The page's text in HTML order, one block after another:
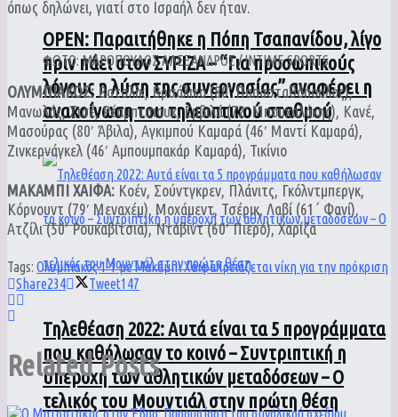
ΟPEN: Παραιτήθηκε η Πόπη Τσαπανίδου, λίγο
πριν πάει στον ΣΥΡΙΖΑ – “Για προσωπικούς
λόγους η λύση της συνεργασίας” αναφέρει η
ανακοίνωση του τηλεοπτικού σταθμού
Τηλεθέαση 2022: Αυτά είναι τα 5 προγράμματα
που καθήλωσαν το κοινό – Συντριπτική η
υπεροχή των αθλητικών μεταδόσεων – Ο
τελικός του Μουντιάλ στην πρώτη θέση
όπως δηλώνει, γιατί στο Ισραήλ δεν ήταν.
ΦΩΤΟ: ΜΑΡΟΠΟΥΛΟΣ ΑΛΕΞΑΝΔΡΟΣ / INTIME SPORTS
ΟΛΥΜΠΙΑΚΟΣ:Βατσλίκ, Βρσάλικο (80′ Παπασταθόπουλος),
Μανωλάς, Σισέ, Ρέαμπτσιουκ, Εμβιλά (72′ Μπουχαλάκης), Κανέ,
Μασούρας (80′ Άβιλα), Αγκιμπού Καμαρά (46′ Μαντί Καμαρά),
Ζινκερνάγκελ (46′ Αμπουμπακάρ Καμαρά), Τικίνιο
ΜΑΚΑΜΠΙ ΧΑΙΦΑ: Κοέν, Σούντγκρεν, Πλάνιτς, Γκόλντμπεργκ,
Κόρνουντ (79′ Μεναχέμ), Μοχάμεντ, Τσέρικ, Λαβί (61΄ Φανί),
Ατζίλι (50′ Ρουκαβίτσια), Ντάβιντ (60′ Πιερό), Χαρίζα
Tags: Ολυμπιακός 1-1 με Μακάμπι ΧάιφαΧρειάζεται νίκη για την πρόκριση
Share234 Tweet147
RelatedPosts